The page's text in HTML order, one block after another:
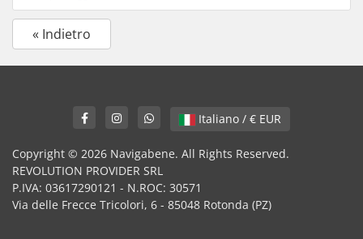
« Indietro
Italiano / € EUR
Copyright © 2026 Navigabene. All Rights Reserved.
REVOLUTION PROVIDER SRL
P.IVA: 03617290121 - N.ROC: 30571
Via delle Frecce Tricolori, 6 - 85048 Rotonda (PZ)